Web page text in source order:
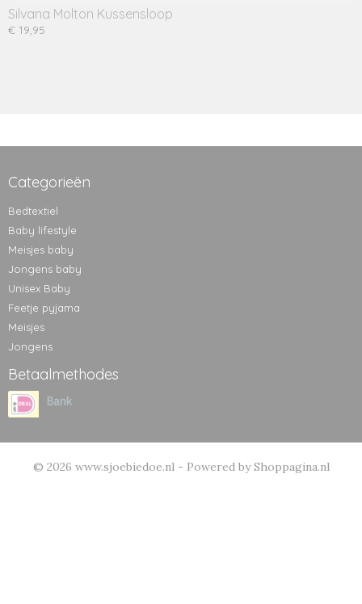
Silvana Molton Kussensloop
€ 19,95
Categorieën
Bedtextiel
Baby lifestyle
Meisjes baby
Jongens baby
Unisex Baby
Feetje pyjama
Meisjes
Jongens
Betaalmethodes
© 2026 www.sjoebiedoe.nl - Powered by Shoppagina.nl